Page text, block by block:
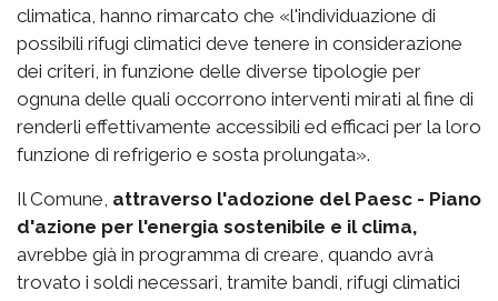
climatica, hanno rimarcato che «l'individuazione di
possibili rifugi climatici deve tenere in considerazione
dei criteri, in funzione delle diverse tipologie per
ognuna delle quali occorrono interventi mirati al fine di
renderli effettivamente accessibili ed efficaci per la loro
funzione di refrigerio e sosta prolungata».
Il Comune, attraverso l'adozione del Paesc - Piano
d'azione per l'energia sostenibile e il clima,
avrebbe già in programma di creare, quando avrà
trovato i soldi necessari, tramite bandi, rifugi climatici